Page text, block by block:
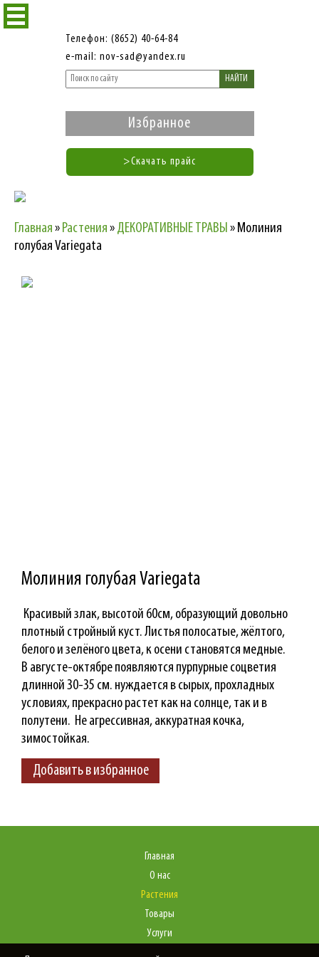
Телефон: (8652) 40-64-84
e-mail: nov-sad@yandex.ru
НАЙТИ
Избранное
>Скачать прайс
Главная» Растения»ДЕКОРАТИВНЫЕ ТРАВЫ » Молиния
голубая Variegata
Молиния голубая Variegata
Красивый злак, высотой 60см, образующий довольно
плотный стройный куст. Листья полосатые, жёлтого,
белого и зелёного цвета, к осени становятся медные.
В августе-октябре появляются пурпурные соцветия
длинной 30-35 см. нуждается в сырых, прохладных
условиях, прекрасно растет как на солнце, так и в
полутени. Не агрессивная, аккуратная кочка,
зимостойкая.
Добавить в избранное
Главная
О нас
Растения
Товары
Услуги